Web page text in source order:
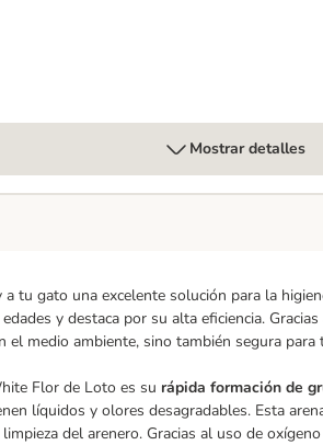
Mostrar detalles
tu gato una excelente solución para la
y destaca por su alta eficiencia. Gracias
el medio ambiente, sino también segura para
Flor de Loto es su rápida formación de
líquidos y olores desagradables. Esta
del arenero. Gracias al uso de